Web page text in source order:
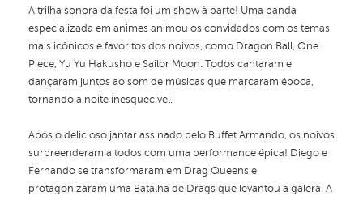
A trilha sonora da festa foi um show à parte! Uma banda
especializada em animes animou os convidados com os temas
mais icônicos e favoritos dos noivos, como Dragon Ball, One
Piece, Yu Yu Hakusho e Sailor Moon. Todos cantaram e
dançaram juntos ao som de músicas que marcaram época,
tornando a noite inesquecível.
Após o delicioso jantar assinado pelo Buffet Armando, os noivos
surpreenderam a todos com uma performance épica! Diego e
Fernando se transformaram em Drag Queens e
protagonizaram uma Batalha de Drags que levantou a galera. A